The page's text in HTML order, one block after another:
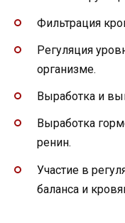
Фильтрация
Регуляция
организме.
Выработка и
Выработка
ренин.
Участие в
баланса и